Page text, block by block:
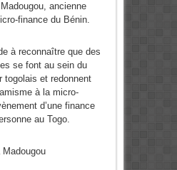
ancienne
finance du Bénin.
à reconnaître que des
se font au sein du
togolais et redonnent
à la micro-
d’une finance
au Togo.
Madougou